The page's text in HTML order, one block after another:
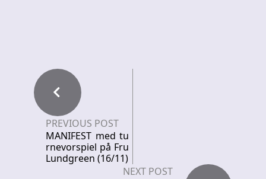
PREVIOUS POST
MANIFEST med tu
rnevorspiel på Fru
Lundgreen (16/11)
NEXT POST